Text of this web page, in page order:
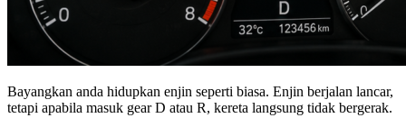
Bayangkan anda hidupkan enjin seperti biasa. Enjin berjalan lancar,
tetapi apabila masuk gear D atau R, kereta langsung tidak bergerak.